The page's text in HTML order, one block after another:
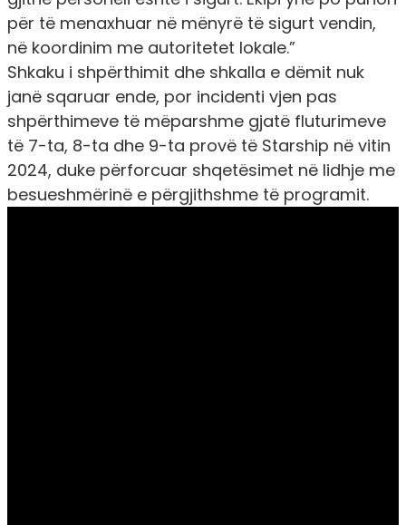
për të menaxhuar në mënyrë të sigurt vendin,
në koordinim me autoritetet lokale.”
Shkaku i shpërthimit dhe shkalla e dëmit nuk
janë sqaruar ende, por incidenti vjen pas
shpërthimeve të mëparshme gjatë fluturimeve
të 7-ta, 8-ta dhe 9-ta provë të Starship në vitin
2024, duke përforcuar shqetësimet në lidhje me
besueshmërinë e përgjithshme të programit.